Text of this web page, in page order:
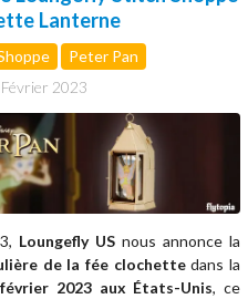
Lanterne
Peter Pan
2023
Loungefly US nous annonce la
de la fée clochette dans la
2023 aux États-Unis, ce